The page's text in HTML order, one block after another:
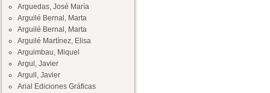
Arguedas, José María
Arguilé Bernal, Marta
Arguilé Bernal, Marta
Arguilé Martínez, Elisa
Arguimbau, Miquel
Argul, Javier
Argull, Javier
Arial Ediciones Gráficas